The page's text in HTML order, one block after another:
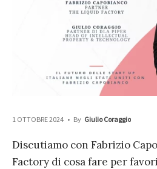
1 OTTOBRE 2024 • By Giulio Coraggio
Discutiamo con Fabrizio
Factory di cosa fare per